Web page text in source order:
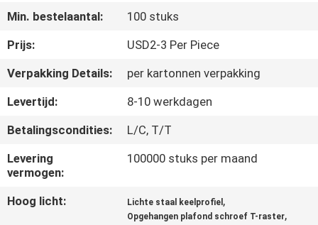
CONTACTEER
ONS
GEVALLEN
VERZOEK
Min. bestelaantal:
100 stuks
Prijs:
USD2-3 Per Piece
Verpakking Details:
per kartonnen verpakking
Levertijd:
8-10 werkdagen
Betalingscondities:
L/C, T/T
Levering
vermogen:
100000 stuks per maand
Hoog licht: Lichte staal keelprofiel ,
Opgehangen plafond schroef T-raster,